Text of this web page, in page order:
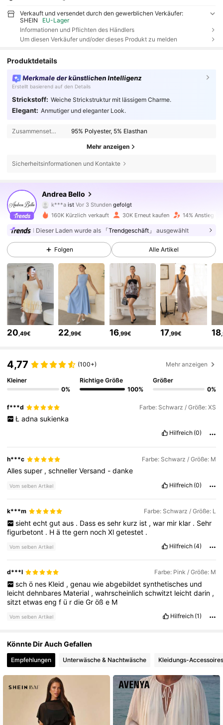
Verkauft und versendet durch den gewerblichen Verkäufer:
SHEIN
EU-Lager
Informationen und Pflichten des Händlers
Um diesen Verkäufer und/oder dieses Produkt zu melden
Produktdetails
Merkmale der künstlichen Intelligenz
Erstellt basierend auf den Details
Strickstoff: Weiche Strickstruktur mit lässigem Charme.
Elegant: Anmutiger und eleganter Look.
Zusammensetzung: 95% Polyester, 5% Elasthan
Mehr anzeigen
Sicherheitsinformationen und Kontakte
Andrea Bello
k***aistVor 3 Stunden
s***3 ist am Durchsuchen
4,78
82K Follower
4,78
82K Follower
4,78 82K Follower
82K Follower
4,78 82K Follower
4,78
160K Kürzlich verkauft 30K Erneut kaufen 14% Anstieg
Dieser Laden wurde als 「Trendgeschäft」 ausgewählt
Folgen Alle Artikel
20,49€ 22,99€ 16,99€ 17,99€ 18
4,77 (100+) Mehr anzeigen
Kleiner
0%
Richtige Größe
100%
Größer
0%
f***d Farbe: Schwarz / Größe: XS
Ł adna sukienka
Hilfreich (0)
h***c Farbe: Schwarz / Größe: M
Allessuper ,schnellerVersand -danke
Vom selben Artikel Hilfreich (0)
k***m Farbe: Schwarz / Größe: L
sieht echt gut aus . Dass es sehr kurz ist , war mir klar . Sehr
figurbetont . Hättegern nochXlgetestet .
Vom selben Artikel Hilfreich (4)
d***l Farbe: Pink / Größe: M
sch ö nes Kleid , genau wie abgebildet synthetisches und
leichtdehnbares Material ,wahrscheinlichschwitzt leichtdarin ,
sitztetwasengf ü rdieGröße M
Vom selben Artikel Hilfreich (1)
Könnte Dir Auch Gefallen
Empfehlungen Unterwäsche & Nachtwäsche Kleidungs-Accessoires